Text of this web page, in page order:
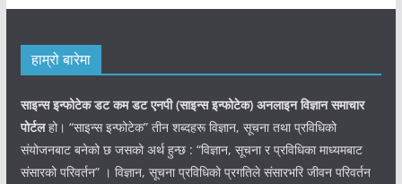
हाम्रो बारेमा
साइन्स इन्फोटेक डट कम डट एनपी (साइन्सइन्फोटेक) अनलाइन विज्ञान समाचार
पोर्टलहो। “साइन्स इन्फोटेक” तीन शब्दहरू विज्ञान, सूचना तथा प्रविधिको
संयोजनबाट बनेको छ जसको अर्थ हुन्छ : “विज्ञान, सूचना र प्रविधिका माध्यमबाट
संसारको परिवर्तन” । विज्ञान, सूचना प्रविधिको प्रगतिले संसारभरि जीवन परिवर्तन